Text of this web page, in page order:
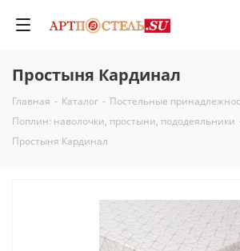
Простыня Кардинал
Главная - Каталог - Постельные
Поплин: наволочки, простыни, пододеяльники
Простыня Кардинал